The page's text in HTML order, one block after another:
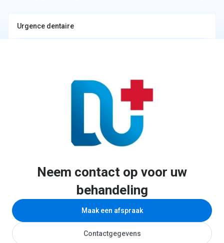
Urgence dentaire
Neem contact op voor uw
behandeling
Maak een afspraak
Contactgegevens